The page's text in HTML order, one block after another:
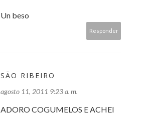
Un beso
Responder
SÃO RIBEIRO
agosto 11, 2011 9:23 a. m.
ADORO COGUMELOS E ACHEI